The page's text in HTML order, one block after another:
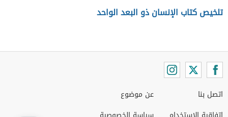
تلخيص كتاب الإنسان ذو البعد الواحد
اتصل بنا
عن موضوع